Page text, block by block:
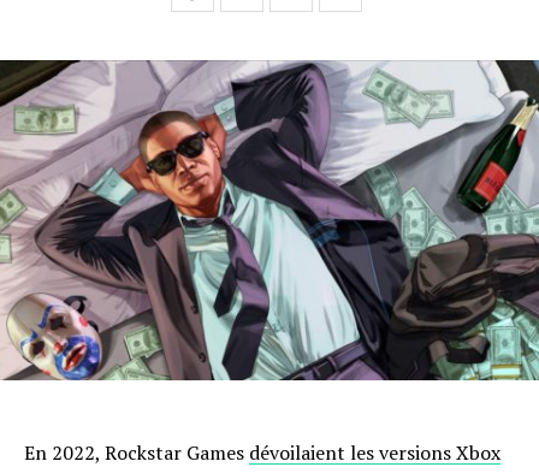
En 2022, Rockstar Games dévoilaient les versions Xbox